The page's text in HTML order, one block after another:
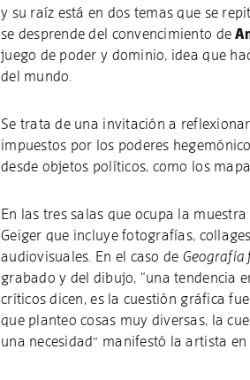
y su raíz está en dos temas que se
se desprende del convencimiento de
juego de poder y dominio, idea que
del mundo.
Se trata de una invitación a
impuestos por los poderes
desde objetos políticos, como los
En las tres salas que ocupa la
Geiger que incluye fotografías,
audiovisuales. En el caso de Geografía
grabado y del dibujo, “una tendencia
críticos dicen, es la cuestión gráfica
que planteo cosas muy diversas, la
una necesidad” manifestó la artista